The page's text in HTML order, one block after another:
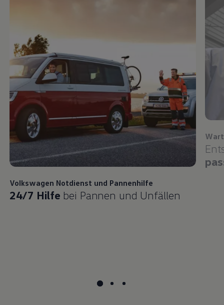
Volkswagen Notdienst und Pannenhilfe
24/7 Hilfe bei Pannen und Unfällen